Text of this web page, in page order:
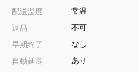
配送温度
常温
返品
不可
早期終了
なし
自動延長
あり